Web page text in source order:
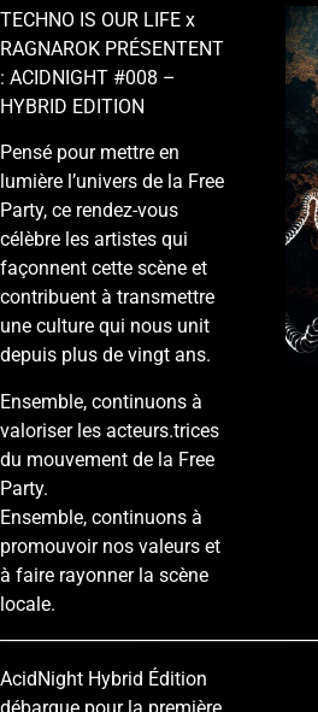
TECHNO IS OUR LIFE x
RAGNAROK PRÉSENTENT
: ACIDNIGHT #008 –
HYBRID EDITION
Pensé pour mettre en
lumière l’univers de la Free
Party, ce rendez-vous
célèbre les artistes qui
façonnent cette scène et
contribuent à transmettre
une culture qui nous unit
depuis plus de vingt ans.
Ensemble, continuons à
valoriser les acteurs.trices
du mouvement de la Free
Party.
Ensemble, continuons à
promouvoir nos valeurs et
à faire rayonner la scène
locale.
AcidNight Hybrid Édition